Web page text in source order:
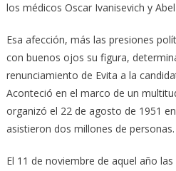
los médicos Oscar Ivanisevich y
Esa afección, más las presiones
con buenos ojos su figura,
renunciamiento de Evita a la
Aconteció en el marco de un
organizó el 22 de agosto de 1951
asistieron dos millones de personas.
El 11 de noviembre de aquel año